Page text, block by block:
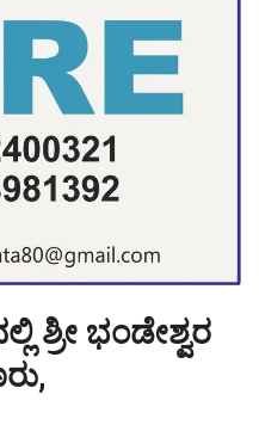
ಶ್ರೀ ಭಂಡೇಶ್ವರ